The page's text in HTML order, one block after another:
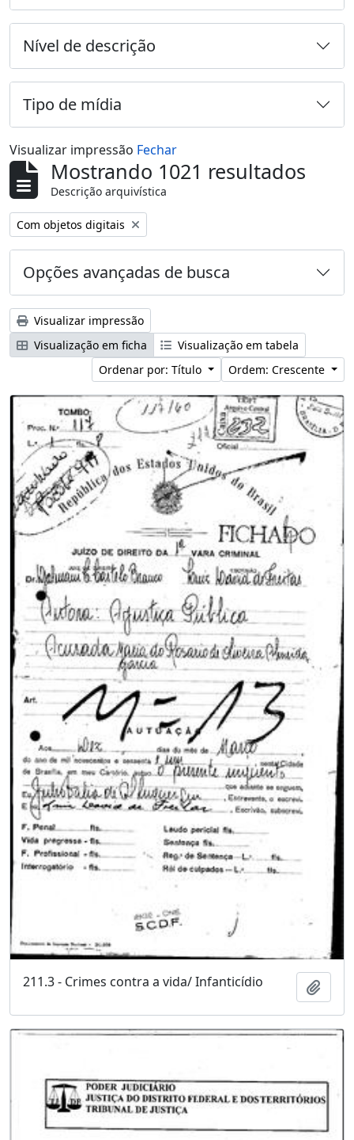
Nível de descrição
Tipo de mídia
Visualizar impressão Fechar
Mostrando 1021 resultados
Descrição arquivística
Remover filtro:
Com objetos digitais
Opções avançadas de busca
Visualizar impressão
Visualização em ficha
Visualização em tabela
Ordenar por: Título
Ordem: Crescente
211.3 - Crimes contra a vida/ Infanticídio